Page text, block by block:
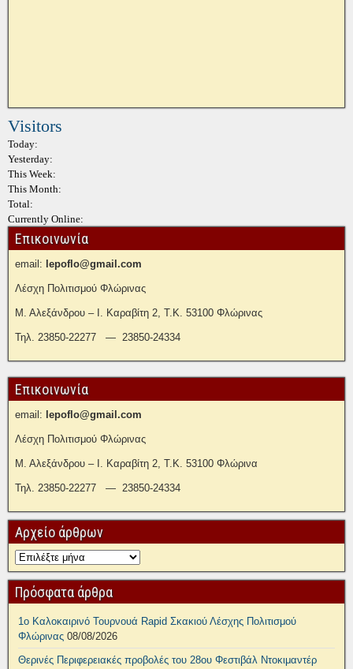
Visitors
Today:
Yesterday:
This Week:
This Month:
Total:
Currently Online:
Επικοινωνία
email: lepoflo@gmail.com
Λέσχη Πολιτισμού Φλώρινας
Μ. Αλεξάνδρου – Ι. Καραβίτη 2, Τ.Κ. 53100 Φλώρινας
Τηλ. 23850-22277 — 23850-24334
Επικοινωνία
email: lepoflo@gmail.com
Λέσχη Πολιτισμού Φλώρινας
Μ. Αλεξάνδρου – Ι. Καραβίτη 2, Τ.Κ. 53100 Φλώρινα
Τηλ. 23850-22277 — 23850-24334
Αρχείο άρθρων
Πρόσφατα άρθρα
1ο Καλοκαιρινό Τουρνουά Rapid Σκακιού Λέσχης Πολιτισμού
Φλώρινας 08/08/2026
Θερινές Περιφερειακές προβολές του 28ου Φεστιβάλ Ντοκιμαντέρ